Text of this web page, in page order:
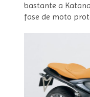
bastante a
fase de moto